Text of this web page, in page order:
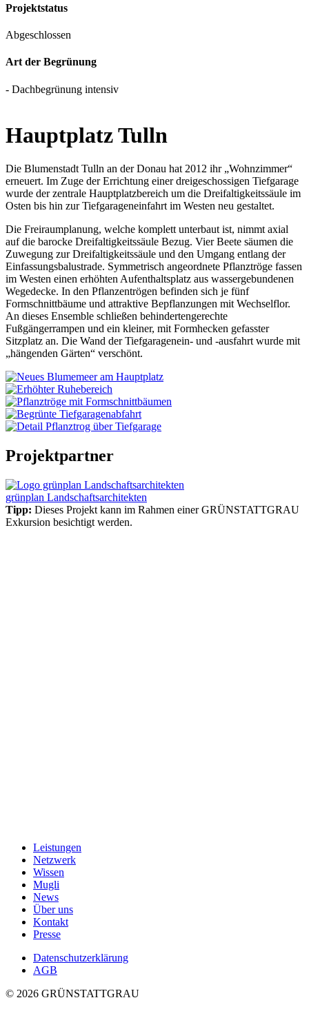
Projektstatus
Abgeschlossen
Art der Begrünung
- Dachbegrünung intensiv
Hauptplatz Tulln
Die Blumenstadt Tulln an der Donau hat 2012 ihr „Wohnzimmer“
erneuert. Im Zuge der Errichtung einer dreigeschossigen Tiefgarage
wurde der zentrale Hauptplatzbereich um die Dreifaltigkeitssäule im
Osten bis hin zur Tiefgarageneinfahrt im Westen neu gestaltet.
Die Freiraumplanung, welche komplett unterbaut ist, nimmt axial
auf die barocke Dreifaltigkeitssäule Bezug. Vier Beete säumen die
Zuwegung zur Dreifaltigkeitssäule und den Umgang entlang der
Einfassungsbalustrade. Symmetrisch angeordnete Pflanztröge fassen
im Westen einen erhöhten Aufenthaltsplatz aus wassergebundenen
Wegedecke. In den Pflanzentrögen befinden sich je fünf
Formschnittbäume und attraktive Bepflanzungen mit Wechselflor.
An dieses Ensemble schließen behindertengerechte
Fußgängerrampen und ein kleiner, mit Formhecken gefasster
Sitzplatz an. Die Wand der Tiefgaragenein- und -ausfahrt wurde mit
„hängenden Gärten“ verschönt.
Projektpartner
grünplan Landschaftsarchitekten
Tipp: Dieses Projekt kann im Rahmen einer GRÜNSTATTGRAU
Exkursion besichtigt werden.
Leistungen
Netzwerk
Wissen
Mugli
News
Über uns
Kontakt
Presse
Datenschutzerklärung
AGB
© 2026 GRÜNSTATTGRAU